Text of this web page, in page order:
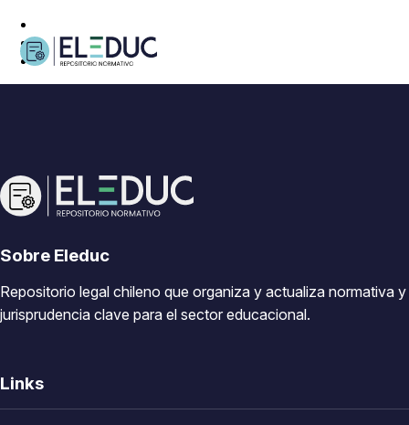
Sobre Eleduc
Repositorio legal chileno que organiza y actualiza normativa y
jurisprudencia clave para el sector educacional.
Links